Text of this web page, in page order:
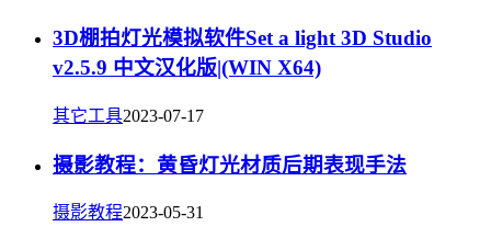
3D棚拍灯光模拟软件Set a light 3D Studio
v2.5.9 中文汉化版|(WIN X64)
其它工具2023-07-17
摄影教程：黄昏灯光材质后期表现手法
摄影教程2023-05-31